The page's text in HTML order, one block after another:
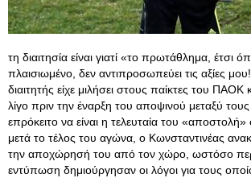
τη διαιτησία είναι γιατί «το πρωτάθλημα, έτσι
πλαισιωμένο, δεν αντιπροσωπεύει τις αξίες
διαιτητής είχε μιλήσει στους παίκτες του ΠΑΟΚ
λίγο πριν την έναρξη του αποψινού μεταξύ τους
επρόκειτο να είναι η τελευταία του «αποστολή»
μετά το τέλος του αγώνα, ο Κωνσταντινέας
την αποχώρησή του από τον χώρο, ωστόσο
εντύπωση δημιούργησαν οι λόγοι για τους